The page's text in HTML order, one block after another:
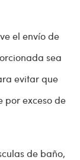
el envío de
sea
evitar que
por exceso de
de baño,